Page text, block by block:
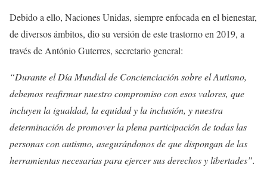
Debido a ello, Naciones Unidas, siempre enfocada en el bienestar,
de diversos ámbitos, dio su versión de este trastorno en 2019, a
través de António Guterres, secretario general:
“Durante el Día Mundial de Concienciación sobre el Autismo,
debemos reafirmar nuestro compromiso con esos valores, que
incluyen la igualdad, la equidad y la inclusión, y nuestra
determinación de promover la plena participación de todas las
personas con autismo, asegurándonos de que dispongan de las
herramientas necesarias para ejercer sus derechos y libertades”.